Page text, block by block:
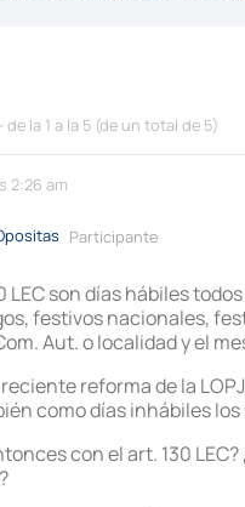
la 1 a la 5 (de un total de 5)
2:26 am
Participante
LEC son días hábiles
festivos nacionales,
Aut. o localidad y el
reforma de la
como días inhábiles los
con el art. 130 LEC?